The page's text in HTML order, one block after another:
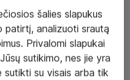
šalies slapukus
analizuoti srautą
Privalomi slapukai
sutikimo, nes jie yra
sutikti su visais arba tik